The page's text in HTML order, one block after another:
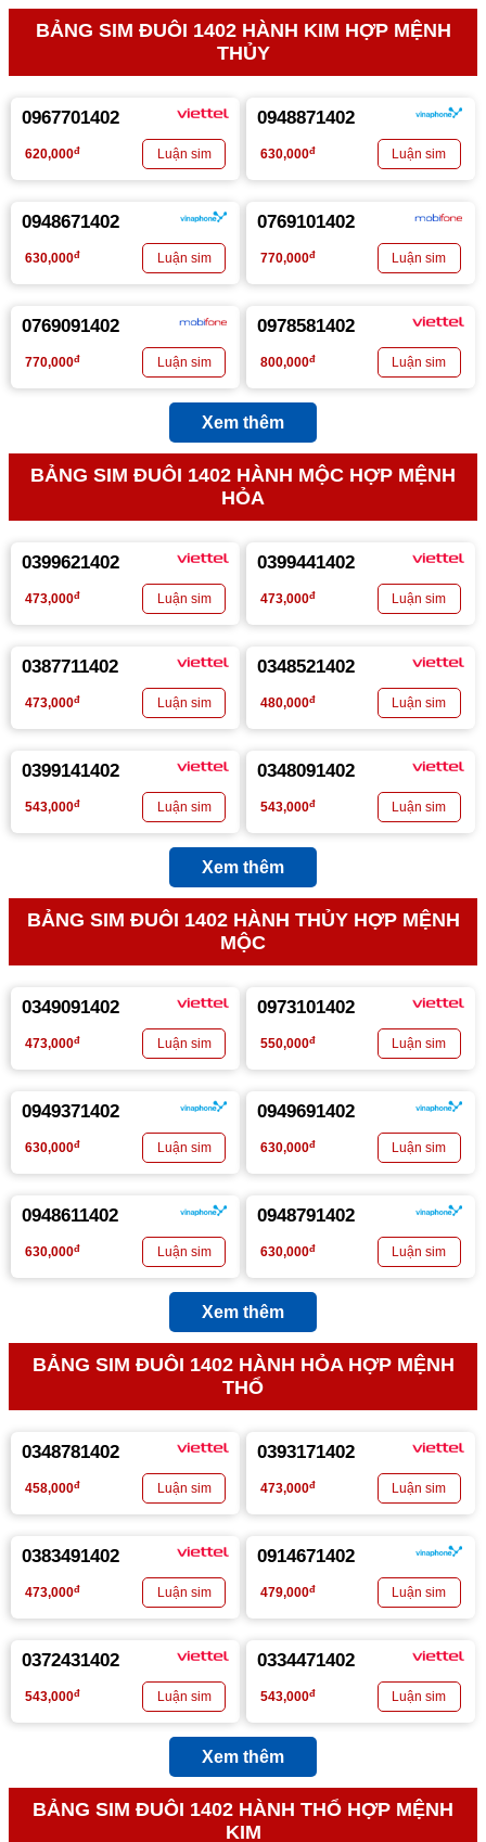
BẢNG SIM ĐUÔI 1402 HÀNH KIM HỢP MỆNH
THỦY
0967701402
620,000đ
0948871402
630,000đ
0948671402
630,000đ
0769101402
770,000đ
0769091402
770,000đ
0978581402
800,000đ
Xem thêm
BẢNG SIM ĐUÔI 1402 HÀNH MỘC HỢP MỆNH
HỎA
0399621402
473,000đ
0399441402
473,000đ
0387711402
473,000đ
0348521402
480,000đ
0399141402
543,000đ
0348091402
543,000đ
Xem thêm
BẢNG SIM ĐUÔI 1402 HÀNH THỦY HỢP MỆNH
MỘC
0349091402
473,000đ
0973101402
550,000đ
0949371402
630,000đ
0949691402
630,000đ
0948611402
630,000đ
0948791402
630,000đ
Xem thêm
BẢNG SIM ĐUÔI 1402 HÀNH HỎA HỢP MỆNH
THỔ
0348781402
458,000đ
0393171402
473,000đ
0383491402
473,000đ
0914671402
479,000đ
0372431402
543,000đ
0334471402
543,000đ
Xem thêm
BẢNG SIM ĐUÔI 1402 HÀNH THỔ HỢP MỆNH
KIM